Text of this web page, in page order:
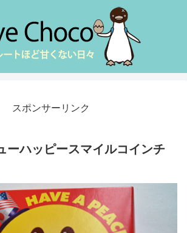
スポンサーリンク
ーハッピースマイルコインチ